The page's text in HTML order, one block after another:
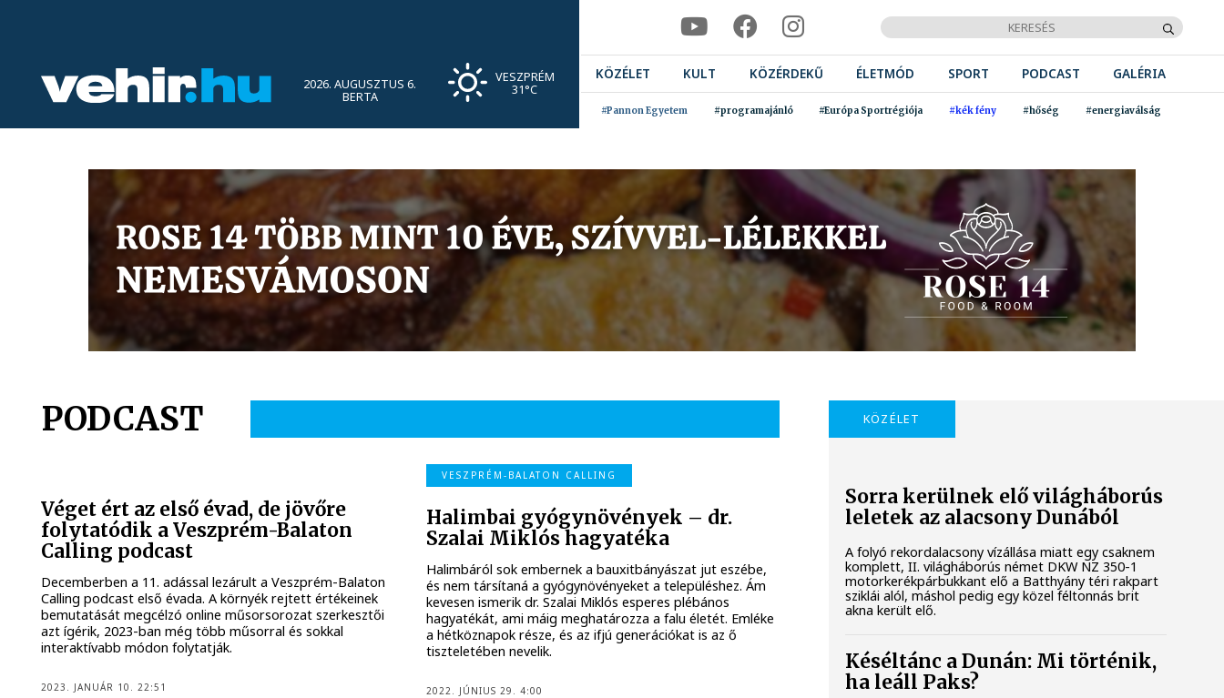
2026. AUGUSZTUS 6.
BERTA
VESZPRÉM
31°C
KÖZÉLET KULT KÖZÉRDEKŰ ÉLETMÓD SPORT PODCAST GALÉRIA
#Pannon Egyetem #programajánló #Európa Sportrégiója #kék fény #hőség #energiaválság
PODCAST
Véget ért az első évad, de jövőre
folytatódik a Veszprém-Balaton
Calling podcast
Decemberben a 11. adással lezárult a Veszprém-Balaton
Calling podcast első évada. A környék rejtett értékeinek
bemutatását megcélzó online műsorsorozat szerkesztői
azt ígérik, 2023-ban még több műsorral és sokkal
interaktívabb módon folytatják.
2023. JANUÁR 10. 22:51
VESZPRÉM-BALATON CALLING
Halimbai gyógynövények – dr.
Szalai Miklós hagyatéka
Halimbáról sok embernek a bauxitbányászat jut eszébe,
és nem társítaná a gyógynövényeket a településhez. Ám
kevesen ismerik dr. Szalai Miklós esperes plébános
hagyatékát, ami máig meghatározza a falu életét. Emléke
a hétköznapok része, és az ifjú generációkat is az ő
tiszteletében nevelik.
2022. JÚNIUS 29. 4:00
KÖZÉLET
Sorra kerülnek elő világháborús
leletek az alacsony Dunából
A folyó rekordalacsony vízállása miatt egy csaknem
komplett, II. világháborús német DKW NZ 350-1
motorkerékpárbukkant elő a Batthyány téri rakpart
sziklái alól, máshol pedig egy közel féltonnás brit
akna került elő.
Késéltánc a Dunán: Mi történik,
ha leáll Paks?